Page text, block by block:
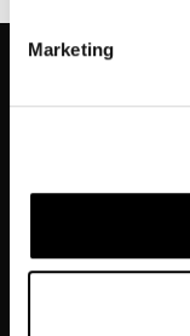
Marketing